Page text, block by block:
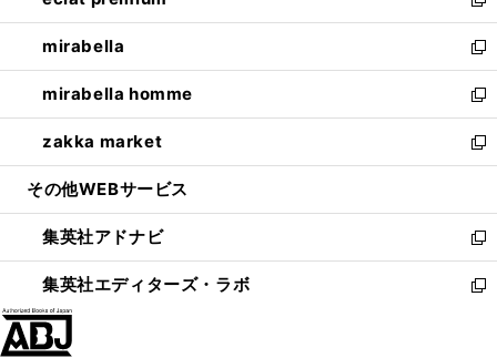
開
く
ウ
で
開
く
ン
ド
ウ
で
開
く
ウ
ィ
ン
ド
ウ
で
開
し
い
ウ
ィ
ン
ド
ウ
開
く
mirabella
新
し
い
ウ
ィ
ン
ウ
で
開
く
mirabella homme
新
し
い
ウ
ン
ド
ウ
で
zakka market
新
し
ウ
ィ
ン
ド
その他WEBサービス
集英社アドナビ
新
し
い
集英社エディターズ・ラボ
新